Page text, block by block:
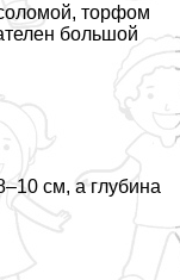
торфом
большой
см, а глубина